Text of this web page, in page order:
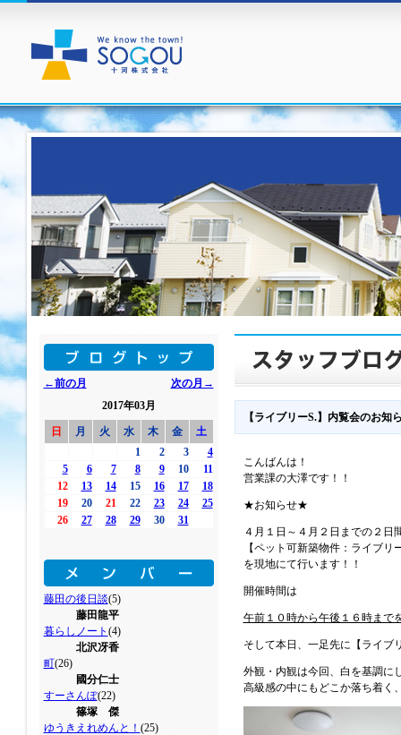
←前の月
次の月→
2017年03月
日 月 火 水 木 金
土
1
2 3
4
5
6 7 8 9 10
11
12
13 14 15 16 17
18
19
20 21 22 23 24
25
26
27 28 29 30 31
藤田の後日談(5)
藤田龍平
暮らしノート (4)
北沢冴香
町(26)
國分仁士
すーさんぽ(22)
篠塚 傑
ゆうきえれめんと！ (25)
【ライブリーS.】内覧会のお知
こんばんは！
営業課の大澤です！！
★お知らせ★
４月１日～４月２日までの２日
【ペット可新築物件：ライブリ
を現地にて行います！！
開催時間は
午前１０時から午後１６時まで
そして本日、一足先に【ライブ
外観・内観は今回、白を基調に
高級感の中にもどこか落ち着く